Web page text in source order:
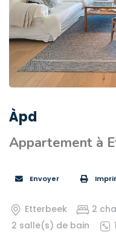
Àpd
Appartement à
Envoyer
Etterbeek
2
2 salle(s) de bain